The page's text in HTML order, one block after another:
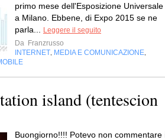
primo mese dell'Esposizione Universale
a Milano. Ebbene, di Expo 2015 se ne
parla...
Leggere il seguito
Da Franzrusso
INTERNET MEDIA E COMUNICAZIONE
island (tentescion
Buongiorno!!!! Potevo non commentare